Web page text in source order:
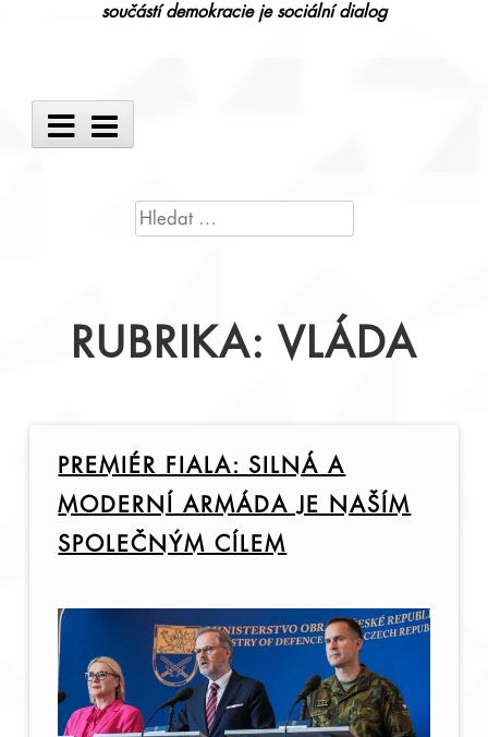
součástí demokracie je sociální dialog
Main
Menu
VYHLEDÁVÁNÍ
RUBRIKA: VLÁDA
PREMIÉR FIALA: SILNÁ A
MODERNÍ ARMÁDA JE NAŠÍM
SPOLEČNÝM CÍLEM